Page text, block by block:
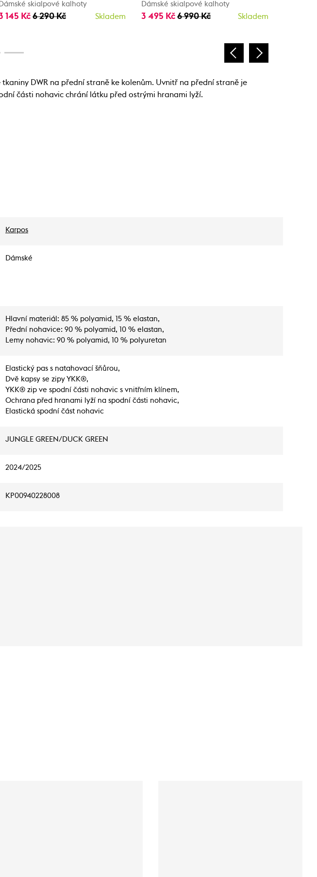
Dámské skialpové kalhoty
145 Kč 6 290 Kč Skladem
Dámské skialpové kalhoty
3 495 Kč 6 990 Kč Skladem
DWR na přední straně ke kolenům. Uvnitř na přední straně je
části nohavic chrání látku před ostrými hranami lyží.
Karpos
Dámské
Hlavní materiál: 85 % polyamid, 15 % elastan,
Přední nohavice: 90 % polyamid, 10 % elastan,
Lemy nohavic: 90 % polyamid, 10 % polyuretan
Elastický pas s natahovací šňůrou,
Dvě kapsy se zipy YKK®,
YKK® zip ve spodní části nohavic s vnitřním klínem,
Ochrana před hranami lyží na spodní části nohavic,
Elastická spodní část nohavic
JUNGLE GREEN/DUCK GREEN
2024/2025
KP00940228008